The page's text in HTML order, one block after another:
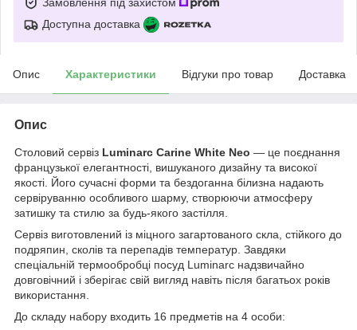
Доступна доставка
Опис Характеристики Відгуки про товар Доставка
Опис
Столовий сервіз Luminarc Carine White Neo — це поєднання
французької елегантності, вишуканого дизайну та високої
якості. Його сучасні форми та бездоганна білизна надають
сервіруванню особливого шарму, створюючи атмосферу
затишку та стилю за будь-якого застілля.
Сервіз виготовлений із міцного загартованого скла, стійкого до
подряпин, сколів та перепадів температур. Завдяки
спеціальній термообробці посуд Luminarc надзвичайно
довговічний і зберігає свій вигляд навіть після багатьох років
використання.
До складу набору входить 16 предметів на 4 особи: